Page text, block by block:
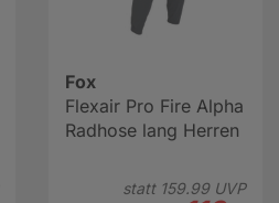
Fox
Flexair Pro Fire Alpha
Radhose lang Herren
statt 159.99UVP